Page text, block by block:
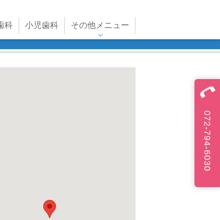
072-794-6030
科 小児歯科 その他メニュー